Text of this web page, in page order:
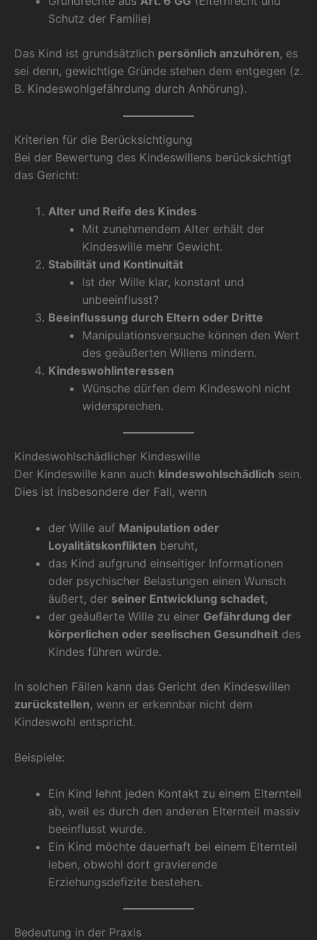
Schutz der Familie)
Das Kind ist grundsätzlich persönlich anzuhören, es
sei denn, gewichtige Gründe stehen dem entgegen (z.
B. Kindeswohlgefährdung durch Anhörung).
Kriterien für die Berücksichtigung
Bei der Bewertung des Kindeswillens berücksichtigt
das Gericht:
Alter und Reife des Kindes
Mit zunehmendem Alter erhält der
Kindeswille mehr Gewicht.
Stabilität und Kontinuität
Ist der Wille klar, konstant und
unbeeinflusst?
Beeinflussung durch Eltern oder Dritte
Manipulationsversuche können den Wert
des geäußerten Willens mindern.
Kindeswohlinteressen
Wünsche dürfen dem Kindeswohl nicht
widersprechen.
Kindeswohlschädlicher Kindeswille
Der Kindeswille kann auch kindeswohlschädlich sein.
Dies ist insbesondere der Fall, wenn
der Wille auf Manipulation oder
Loyalitätskonflikten beruht,
das Kind aufgrund einseitiger Informationen
oder psychischer Belastungen einen Wunsch
äußert, der seiner Entwicklung schadet,
der geäußerte Wille zu einer Gefährdung der
körperlichen oder seelischen Gesundheit des
Kindes führen würde.
In solchen Fällen kann das Gericht den Kindeswillen
zurückstellen, wenn er erkennbar nicht dem
Kindeswohl entspricht.
Beispiele:
Ein Kind lehnt jeden Kontakt zu einem Elternteil
ab, weil es durch den anderen Elternteil massiv
beeinflusst wurde.
Ein Kind möchte dauerhaft bei einem Elternteil
leben, obwohl dort gravierende
Erziehungsdefizite bestehen.
Bedeutung in der Praxis